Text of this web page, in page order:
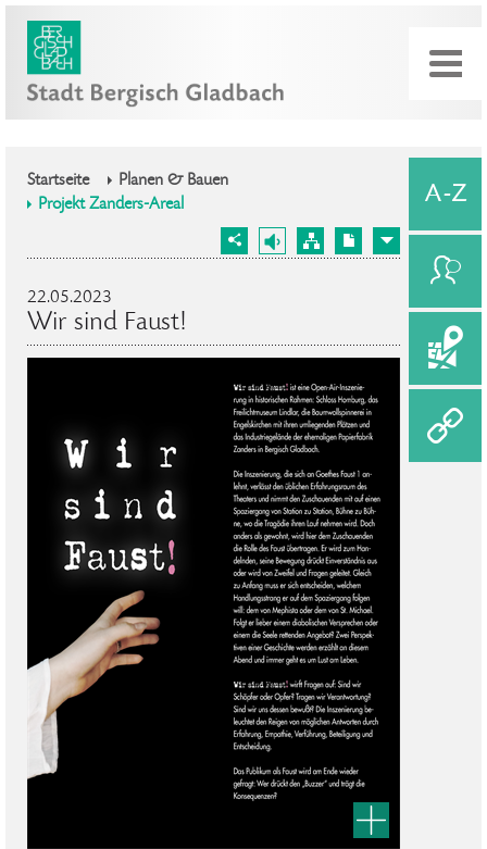
Startseite
Planen & Bauen
Projekt Zanders-Areal
22.05.2023
Wir sind Faust!